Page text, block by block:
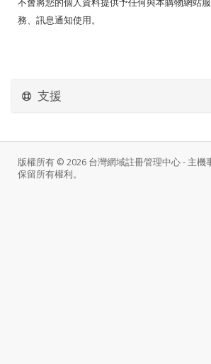
務、訊息通知使用。
支援
版權所有 © 2026 台灣網域註冊管理中心 - 主機
保留所有權利。